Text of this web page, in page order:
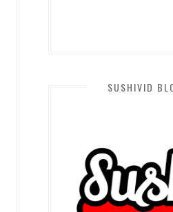
SUSHIVID